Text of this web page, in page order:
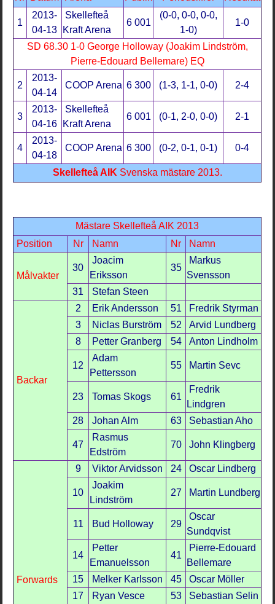
1
2013-
04-13
Skellefteå
Kraft Arena
6 001
(0-0, 0-0, 0-0,
1-0)
1-0
SD 68.30 1-0 George Holloway (Joakim Lindström,
Pierre-Edouard Bellemare) EQ
2
2013-
04-14
COOP Arena 6 300 (1-3, 1-1, 0-0) 2-4
3
2013-
04-16
Skellefteå
Kraft Arena
6 001 (0-1, 2-0, 0-0) 2-1
4
2013-
04-18
COOP Arena 6 300 (0-2, 0-1, 0-1) 0-4
Skellefteå AIK Svenska mästare 2013.
Mästare Skellefteå AIK 2013
Position
Nr Namn Nr Namn
Målvakter
30
Joacim
Eriksson
35
Markus
Svensson
31
Stefan Steen
Backar
2 Erik Andersson 51
Fredrik Styrman
3
Niclas Burström 52
Arvid Lundberg
8
Petter Granberg 54 Anton Lindholm
12
Adam
Pettersson
55 Martin Sevc
23 Tomas Skogs 61
Fredrik
Lindgren
28
Johan Alm 63 Sebastian Aho
47
Rasmus
Edström
70 John Klingberg
Forwards
9 Viktor Arvidsson 24 Oscar Lindberg
10
Joakim
Lindström
27 Martin Lundberg
11 Bud Holloway 29
Oscar
Sundqvist
14
Petter
Emanuelsson
41
Pierre-Edouard
Bellemare
15
Melker Karlsson 45
Oscar Möller
17
Ryan Vesce 53 Sebastian Selin